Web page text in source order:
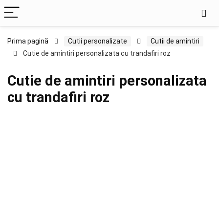
Prima pagină Cutii personalizate
Cutii de amintiri
Cutie de amintiri personalizata cu trandafiri roz
Cutie de amintiri personalizata
cu trandafiri roz